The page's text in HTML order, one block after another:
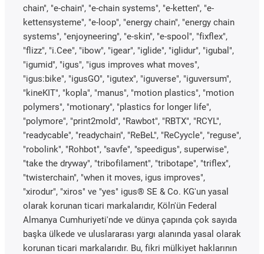
chain", "e-chain", "e-chain systems", "e-ketten", "e-
kettensysteme", "e-loop", "energy chain", "energy chain
systems", "enjoyneering", "e-skin", "e-spool", "fixflex",
"flizz", "i.Cee", "ibow", "igear", "iglide", "iglidur", "igubal",
"igumid", "igus", "igus improves what moves",
"igus:bike", "igusGO", "igutex", "iguverse", "iguversum",
"kineKIT", "kopla", "manus", "motion plastics", "motion
polymers", "motionary", "plastics for longer life",
"polymore", "print2mold", "Rawbot", "RBTX", "RCYL",
"readycable", "readychain", "ReBeL", "ReCyycle", "reguse",
"robolink", "Rohbot", "savfe", "speedigus", superwise",
"take the dryway", "tribofilament", "tribotape", "triflex",
"twisterchain", "when it moves, igus improves",
"xirodur", "xiros" ve "yes" igus® SE & Co. KG'un yasal
olarak korunan ticari markalarıdır, Köln'ün Federal
Almanya Cumhuriyeti'nde ve dünya çapında çok sayıda
başka ülkede ve uluslararası yargı alanında yasal olarak
korunan ticari markalarıdır. Bu, fikri mülkiyet haklarının